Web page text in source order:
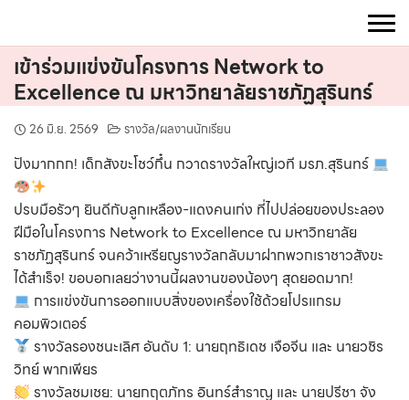
content
เข้าร่วมแข่งขันโครงการ Network to
Excellence ณ มหาวิทยาลัยราชภัฏสุรินทร์
26 มิ.ย. 2569 รางวัล/ผลงานนักเรียน
ปังมากกก! เด็กสังขะโชว์กึ๋น กวาดรางวัลใหญ่เวที มรภ.สุรินทร์
ปรบมือรัวๆ ยินดีกับลูกเหลือง-แดงคนเก่ง ที่ไปปล่อยของประลอง
ฝีมือในโครงการ Network to Excellence ณ มหาวิทยาลัย
ราชภัฏสุรินทร์ จนคว้าเหรียญรางวัลกลับมาฝากพวกเราชาวสังขะ
ได้สำเร็จ! ขอบอกเลยว่างานนี้ผลงานของน้องๆ สุดยอดมาก!
การแข่งขันการออกแบบสิ่งของเครื่องใช้ด้วยโปรแกรม
คอมพิวเตอร์
รางวัลรองชนะเลิศ อันดับ 1: นายฤทธิเดช เจือจีน และ นายวชิร
วิทย์ พากเพียร
รางวัลชมเชย: นายกฤตภัทร อินทร์สำราญ และ นายปรีชา จัง